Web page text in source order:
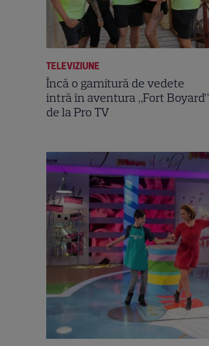
TELEVIZIUNE
Încă o garnitură de vedete
intră în aventura „Fort Boyard”
de la Pro TV